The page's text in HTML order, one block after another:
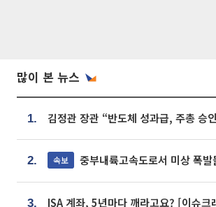
많이 본 뉴스
1.
2. 속보 중부내륙고속도로서 미상 폭발
3. ISA 계좌, 5년마다 깨라고요? [이슈크